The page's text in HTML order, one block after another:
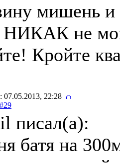
мишень и
не
Кройте
07.05.2013, 22:28
#29
писал(a):
батя на